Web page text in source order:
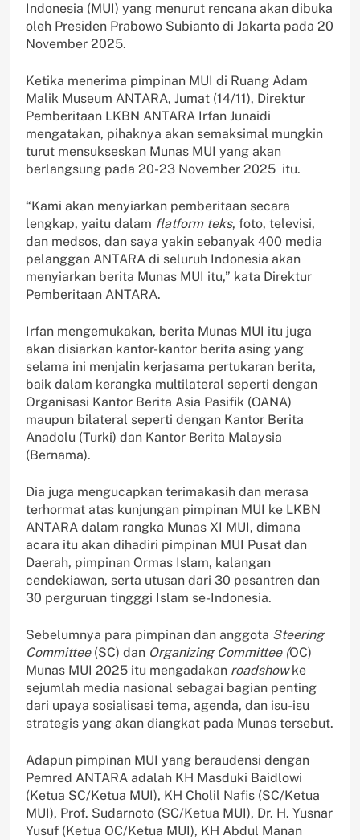
Indonesia (MUI) yang menurut rencana akan dibuka
oleh Presiden Prabowo Subianto di Jakarta pada 20
November 2025.
Ketika menerima pimpinan MUI di Ruang Adam
Malik Museum ANTARA, Jumat (14/11), Direktur
Pemberitaan LKBN ANTARA Irfan Junaidi
mengatakan, pihaknya akan semaksimal mungkin
turut mensukseskan Munas MUI yang akan
berlangsung pada 20-23 November 2025 itu.
“Kami akan menyiarkan pemberitaan secara
lengkap, yaitu dalam flatform teks, foto, televisi,
dan medsos, dan saya yakin sebanyak 400 media
pelanggan ANTARA di seluruh Indonesia akan
menyiarkan berita Munas MUI itu,” kata Direktur
Pemberitaan ANTARA.
Irfan mengemukakan, berita Munas MUI itu juga
akan disiarkan kantor-kantor berita asing yang
selama ini menjalin kerjasama pertukaran berita,
baik dalam kerangka multilateral seperti dengan
Organisasi Kantor Berita Asia Pasifik (OANA)
maupun bilateral seperti dengan Kantor Berita
Anadolu (Turki) dan Kantor Berita Malaysia
(Bernama).
Dia juga mengucapkan terimakasih dan merasa
terhormat atas kunjungan pimpinan MUI ke LKBN
ANTARA dalam rangka Munas XI MUI, dimana
acara itu akan dihadiri pimpinan MUI Pusat dan
Daerah, pimpinan Ormas Islam, kalangan
cendekiawan, serta utusan dari 30 pesantren dan
30 perguruan tingggi Islam se-Indonesia.
Sebelumnya para pimpinan dan anggota Steering
Committee(SC) dan Organizing Committee (OC)
Munas MUI 2025 itu mengadakan roadshowke
sejumlah media nasional sebagai bagian penting
dari upaya sosialisasi tema, agenda, dan isu-isu
strategis yang akan diangkat pada Munas tersebut.
Adapun pimpinan MUI yang beraudensi dengan
Pemred ANTARA adalah KH Masduki Baidlowi
(Ketua SC/Ketua MUI), KH Cholil Nafis (SC/Ketua
MUI), Prof. Sudarnoto (SC/Ketua MUI), Dr. H. Yusnar
Yusuf (Ketua OC/Ketua MUI), KH Abdul Manan